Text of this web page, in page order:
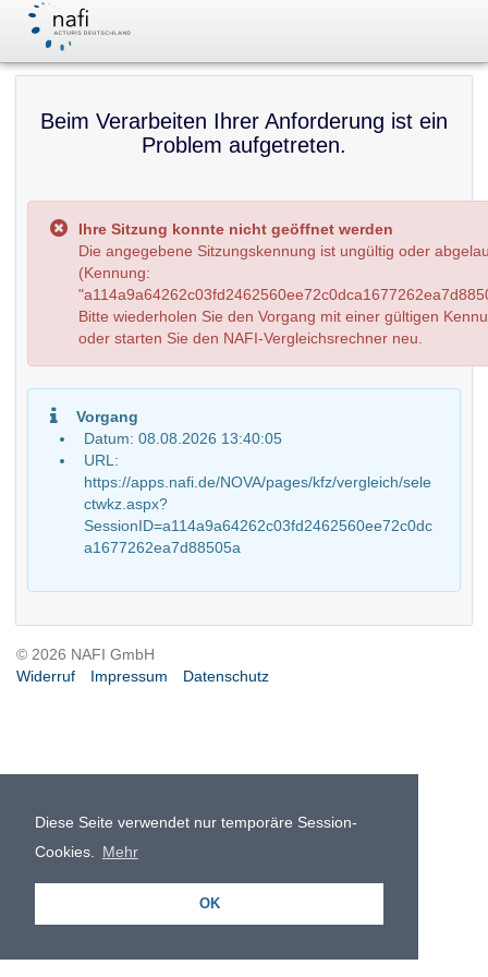
Diese Seite verwendet nur temporäre Session-
Cookies.
Mehr
OK
Beim Verarbeiten Ihrer Anforderung ist ein
Problem aufgetreten.
Ihre Sitzung konnte nicht geöffnet werden
Die angegebene Sitzungskennung ist ungültig oder
(Kennung:
Bitte wiederholen Sie den Vorgang mit einer gültigen
oder starten Sie den NAFI-Vergleichsrechner neu.
Vorgang
Datum: 08.08.2026 13:40:05
URL:
https://apps.nafi.de/NOVA/pages/kfz/vergleich/sele
ctwkz.aspx?
SessionID=a114a9a64262c03fd2462560ee72c0dc
a1677262ea7d88505a
© 2026 NAFI GmbH
Widerruf
Impressum Datenschutz